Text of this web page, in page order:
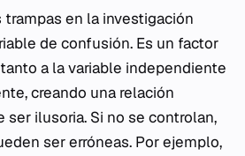
trampas en la investigación
de confusión. Es un factor
a la variable independiente
creando una relación
ser ilusoria. Si no se controlan,
ser erróneas. Por ejemplo,